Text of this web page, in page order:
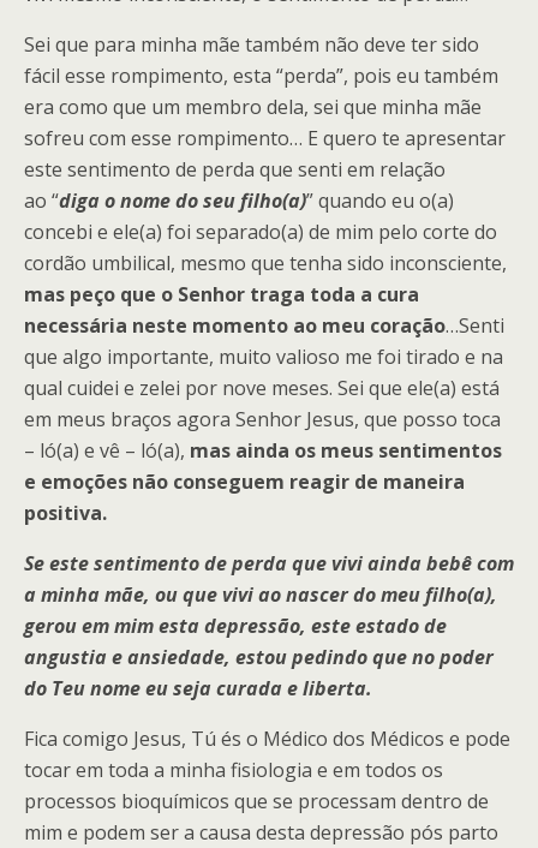
Sei que para minha mãe também não deve ter sido
fácil esse rompimento, esta “perda”, pois eu também
era como que um membro dela, sei que minha mãe
sofreu com esse rompimento… E quero te apresentar
este sentimento de perda que senti em relação
ao “diga o nome do seu filho(a)” quando eu o(a)
concebi e ele(a) foi separado(a) de mim pelo corte do
cordão umbilical, mesmo que tenha sido inconsciente,
mas peço que o Senhor traga toda a cura
necessária neste momento ao meu coração…Senti
que algo importante, muito valioso me foi tirado e na
qual cuidei e zelei por nove meses. Sei que ele(a) está
em meus braços agora Senhor Jesus, que posso toca
– ló(a) e vê – ló(a), mas ainda os meus sentimentos
e emoções não conseguem reagir de maneira
positiva.
Se este sentimento de perda que vivi ainda bebê com
a minha mãe, ou que vivi ao nascer do meu filho(a),
gerou em mim esta depressão, este estado de
angustia e ansiedade, estou pedindo que no poder
do Teu nome eu seja curada e liberta.
Fica comigo Jesus, Tú és o Médico dos Médicos e pode
tocar em toda a minha fisiologia e em todos os
processos bioquímicos que se processam dentro de
mim e podem ser a causa desta depressão pós parto